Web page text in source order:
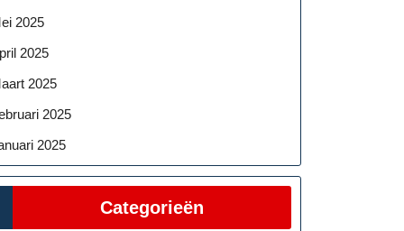
2025
2025
2025
2025
2025
Categorieën